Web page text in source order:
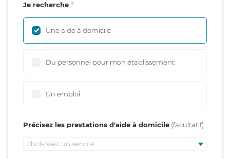
Je recherche
Une aide à domicile
Du personnel pour mon établissement
Un emploi
Précisez les prestations d'aide à domicile
choisissez un service